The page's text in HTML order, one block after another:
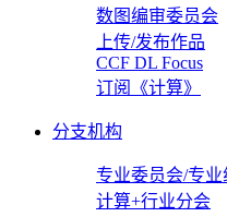
数图编审委员会
上传/发布作品
CCF DL Focus
订阅《计算》
分支机构
专业委员会/专业
计算+行业分会